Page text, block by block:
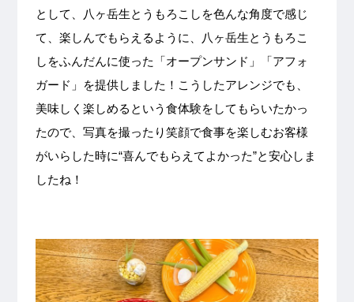
として、八ヶ岳生とうもろこしを色んな角度で感じ
て、楽しんでもらえるように、八ヶ岳生とうもろこ
しをふんだんに使った「オープンサンド」「アフォ
ガード」を提供しました！こうしたアレンジでも、
美味しく楽しめるという食体験をしてもらいたかっ
たので、写真を撮ったり笑顔で食事を楽しむお客様
がいらした時に“喜んでもらえてよかった”と安心しま
したね！